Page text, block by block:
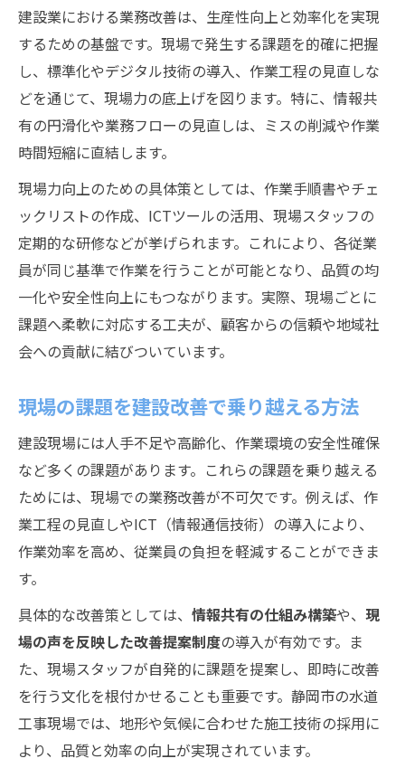
建設現場の生産性を上げる改善事例の効果
建設業の効率化に不可欠な工夫と実践法
改善提案が建設の未来を切り拓く
建設業の改善提案が未来に与える影響
建設改善提案で現場に革新をもたらすには
建設現場の課題解決に役立つ改善提案事例
建設業の今後を支える改善提案の着眼点
建設改善提案で生産性向上を実現する方法
建設業で生産性を高める実践知識
建設で生産性を高める業務改善の実践例
建設現場の生産性向上に役立つ改善策
建設業務改善から学ぶ生産性向上の秘訣
建設改善で現場の負担軽減を目指す方法
今後10年の建設業課題を乗り越える
建設業界の今後10年に向けた課題と改善策
建設業の未来を切り拓く業務改善の考え方
建設の業務改善が2045年問題にどう役立つ
か
ト
建設課題解決のための最新改善事例を解説
現場改善の事例に学ぶ安全性向上術
建設現場改善事例から安全性向上を学ぶ
建設の安全性確保に役立つ業務改善策
建設業における業務改善は、生産性向上と効率化を実現
するための基盤です。現場で発生する課題を的確に把握
し、標準化やデジタル技術の導入、作業工程の見直しな
どを通じて、現場力の底上げを図ります。特に、情報共
有の円滑化や業務フローの見直しは、ミスの削減や作業
時間短縮に直結します。
現場力向上のための具体策としては、作業手順書やチェ
ックリストの作成、ICTツールの活用、現場スタッフの
定期的な研修などが挙げられます。これにより、各従業
員が同じ基準で作業を行うことが可能となり、品質の均
一化や安全性向上にもつながります。実際、現場ごとに
課題へ柔軟に対応する工夫が、顧客からの信頼や地域社
会への貢献に結びついています。
現場の課題を建設改善で乗り越える方法
建設現場には人手不足や高齢化、作業環境の安全性確保
など多くの課題があります。これらの課題を乗り越える
ためには、現場での業務改善が不可欠です。例えば、作
業工程の見直しやICT（情報通信技術）の導入により、
作業効率を高め、従業員の負担を軽減することができま
す。
具体的な改善策としては、 情報共有の仕組み構築や、 現
場の声を反映した改善提案制度の導入が有効です。ま
た、現場スタッフが自発的に課題を提案し、即時に改善
を行う文化を根付かせることも重要です。静岡市の水道
工事現場では、地形や気候に合わせた施工技術の採用に
より、品質と効率の向上が実現されています。